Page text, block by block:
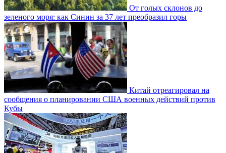
От голых склонов до
зеленого моря: как Синин за 37 лет преобразил горы
Китай отреагировал на
сообщения о планировании США военных действий против
Кубы